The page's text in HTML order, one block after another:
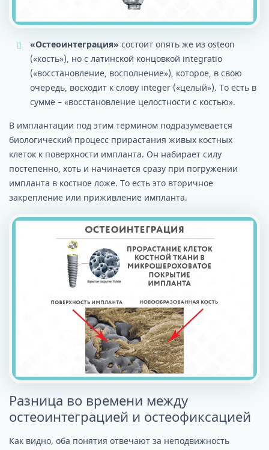
«Остеоинтеграция» состоит опять же из osteon
(«кость»), но с латинской концовкой integratio
(«восстановление, восполнение»), которое, в свою
очередь, восходит к слову integer («целый»). То есть в
сумме – «восстановление целостности с костью».
В имплантации под этим термином подразумевается
биологический процесс прирастания живых костных
клеток к поверхности импланта. Он набирает силу
постепенно, хоть и начинается сразу при погружении
импланта в костное ложе. То есть это вторичное
закрепление или приживление импланта.
Разница во времени между
остеоинтеграцией и остеофиксацией
Как видно, оба понятия отвечают за неподвижность